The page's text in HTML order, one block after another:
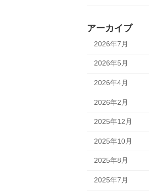
アーカイブ
2026年7月
2026年5月
2026年4月
2026年2月
2025年12月
2025年10月
2025年8月
2025年7月